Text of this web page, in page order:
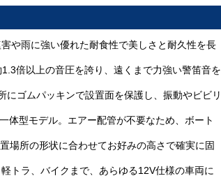
や雨に強い優れた耐食性で美しさと耐久性を長
倍以上の音圧を誇り、遠くまで力強い警笛音を
にゴムパッキンで設置面を保護し、振動やビビリ
体型モデル。エアー配管が不要なため、ボート
場所の形状に合わせてお好みの高さで確実に固
トラ、バイクまで、あらゆる12V仕様の車両に